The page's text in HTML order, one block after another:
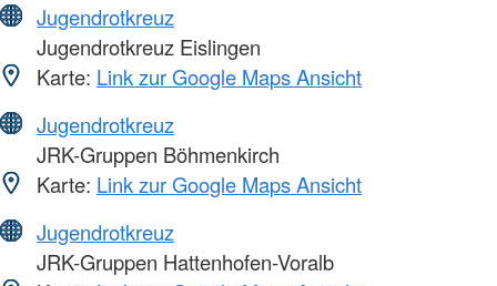
Jugendrotkreuz
Jugendrotkreuz Eislingen
Karte: Link zur Google Maps Ansicht
Jugendrotkreuz
JRK-Gruppen Böhmenkirch
Karte: Link zur Google Maps Ansicht
Jugendrotkreuz
JRK-Gruppen Hattenhofen-Voralb